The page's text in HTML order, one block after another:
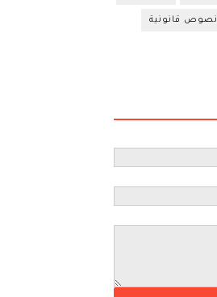
نصوص قانونية